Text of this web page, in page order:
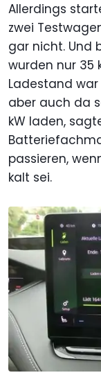
Allerdings
zwei
gar nicht. Und
wurden nur 35
Ladestand
aber auch da
kW laden,
passieren,
kalt sei.